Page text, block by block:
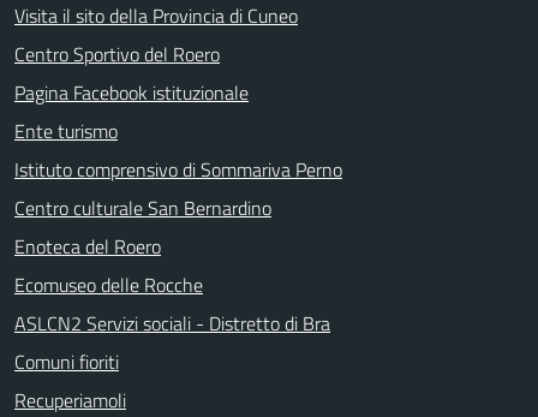
Visita il sito della Provincia di Cuneo
Centro Sportivo del Roero
Pagina Facebook istituzionale
Ente turismo
Istituto comprensivo di Sommariva Perno
Centro culturale San Bernardino
Enoteca del Roero
Ecomuseo delle Rocche
ASLCN2 Servizi sociali - Distretto di Bra
Comuni fioriti
Recuperiamoli